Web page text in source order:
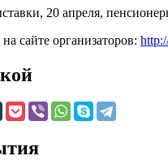
20 апреля,
сайте организаторов: